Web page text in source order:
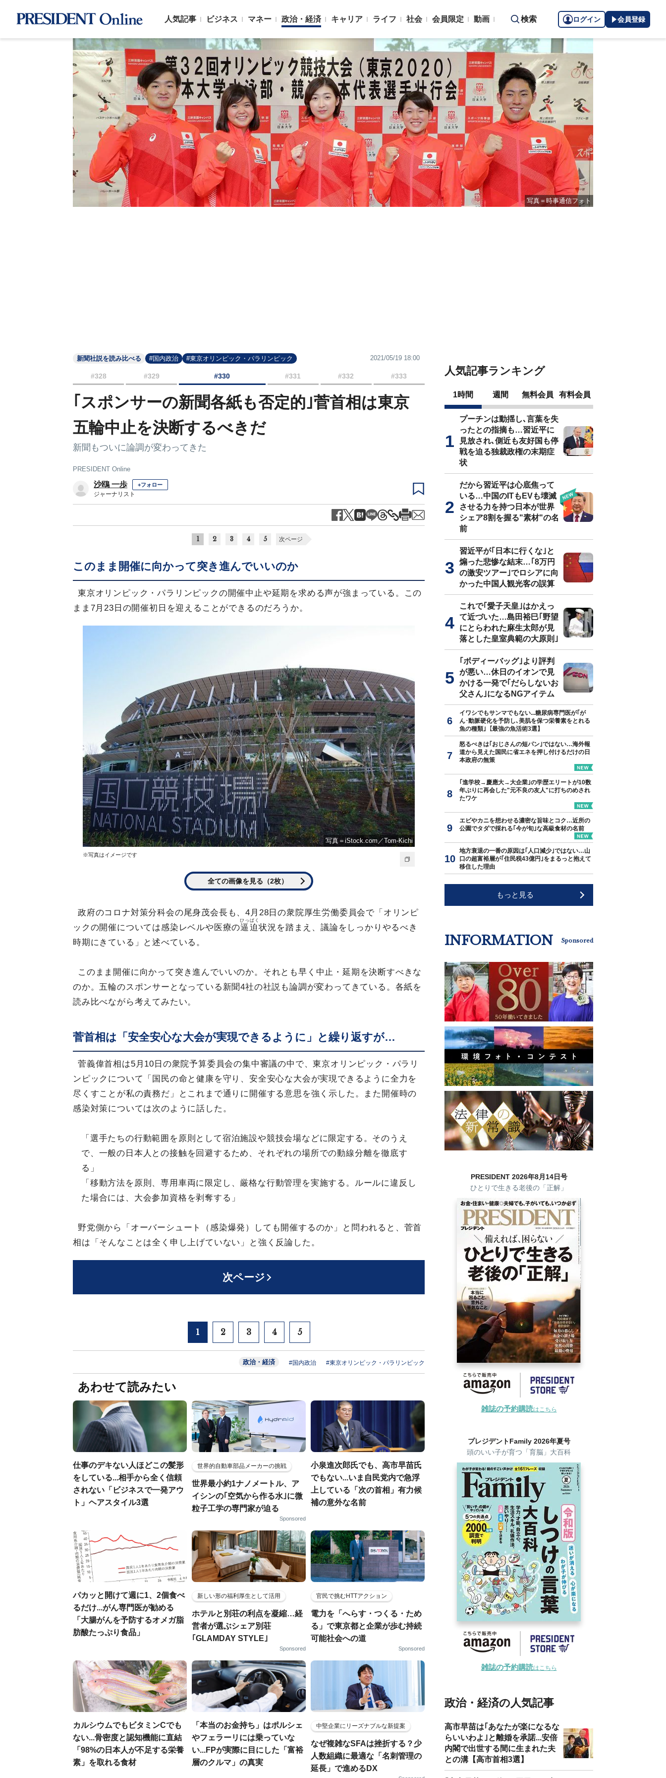
人気記事 ビジネス マネー 政治・経済 キャリア ライフ 社会 会員限定 動画 検索 ログイン 会員登録
写真＝時事通信フォト
新聞社説を読み比べる #国内政治 #東京オリンピック・パラリンピック 2021/05/19 18:00
#328 #329 #330 #331 #332 #333
｢スポンサーの新聞各紙も否定的｣菅首相は東京
五輪中止を決断するべきだ
新聞もついに論調が変わってきた
PRESIDENT Online
沙鴎 一歩 +フォロー
ジャーナリスト
1 2 3 4 5 次ページ
このまま開催に向かって突き進んでいいのか
東京オリンピック・パラリンピックの開催中止や延期を求める声が強まっている。この
まま7月23日の開催初日を迎えることができるのだろうか。
写真＝iStock.com／Tom-Kichi
※写真はイメージです
全ての画像を見る（2枚）
政府のコロナ対策分科会の尾身茂会長も、4月28日の衆院厚生労働委員会で「オリンピ
ックの開催については感染レベルや医療の逼迫
ひっぱく
状況を踏まえ、議論をしっかりやるべき
時期にきている」と述べている。
このまま開催に向かって突き進んでいいのか。それとも早く中止・延期を決断すべきな
のか。五輪のスポンサーとなっている新聞4社の社説も論調が変わってきている。各紙を
読み比べながら考えてみたい。
菅首相は「安全安心な大会が実現できるように」と繰り返すが…
菅義偉首相は5月10日の衆院予算委員会の集中審議の中で、東京オリンピック・パラリ
ンピックについて「国民の命と健康を守り、安全安心な大会が実現できるように全力を
尽くすことが私の責務だ」とこれまで通りに開催する意思を強く示した。また開催時の
感染対策については次のように話した。
「選手たちの行動範囲を原則として宿泊施設や競技会場などに限定する。そのうえ
で、一般の日本人との接触を回避するため、それぞれの場所での動線分離を徹底す
る」
「移動方法を原則、専用車両に限定し、厳格な行動管理を実施する。ルールに違反し
た場合には、大会参加資格を剥奪する」
野党側から「オーバーシュート（感染爆発）しても開催するのか」と問われると、菅首
相は「そんなことは全く申し上げていない」と強く反論した。
次ページ
1 2 3 4 5
政治・経済 #国内政治 #東京オリンピック・パラリンピック
あわせて読みたい
仕事のデキない人ほどこの髪形
をしている...相手から全く信頼
されない「ビジネスで一発アウ
ト」ヘアスタイル3選
世界的自動車部品メーカーの挑戦
世界最小約1ナノメートル、ア
イシンの｢空気から作る水｣に微
粒子工学の専門家が迫る
Sponsored
小泉進次郎氏でも、高市早苗氏
でもない...いま自民党内で急浮
上している「次の首相」有力候
補の意外な名前
パカッと開けて週に1、2個食べ
るだけ...がん専門医が勧める
「大腸がんを予防するオメガ脂
肪酸たっぷり食品」
新しい形の福利厚生として活用
ホテルと別荘の利点を凝縮…経
営者が選ぶシェア別荘
｢GLAMDAY STYLE｣
Sponsored
官民で挑むHTTアクション
電力を「へらす・つくる・ため
る」で東京都と企業が歩む持続
可能社会への道
Sponsored
カルシウムでもビタミンCでも
ない...骨密度と認知機能に直結
「98%の日本人が不足する栄養
素」を取れる食材
「本当のお金持ち」はポルシェ
やフェラーリには乗っていな
い...FPが実際に目にした「富裕
層のクルマ」の真実
中堅企業にリーズナブルな新提案
なぜ複雑なSFAは挫折する？少
人数組織に最適な「名刺管理の
延長」で進めるDX
人気記事ランキング
1時間 週間 無料会員 有料会員
プーチンは動揺し､言葉を失
ったとの指摘も…習近平に
見放され､側近も友好国も停
戦を迫る独裁政権の末期症
状
だから習近平は心底焦って
いる…中国のITもEVも壊滅
させる力を持つ日本が世界
シェア8割を握る"素材"の名
前
習近平が｢日本に行くな｣と
煽った悲惨な結末…｢8万円
の激安ツアー｣でロシアに向
かった中国人観光客の誤算
これで｢愛子天皇｣はかえっ
て近づいた…島田裕巳｢野望
にとらわれた麻生太郎が見
落とした皇室典範の大原則｣
｢ボディーバッグ｣より評判
が悪い…休日のイオンで見
かける一発で｢だらしないお
父さん｣になるNGアイテム
イワシでもサンマでもない...糖尿病専門医が｢が
ん･動脈硬化を予防し､美肌を保つ栄養素をとれる
魚の種類｣【最強の魚活術3選】
怒るべきは｢おじさんの短パン｣ではない…海外報
道から見えた国民に省エネを押し付けるだけの日
本政府の無策
｢進学校→慶應大→大企業｣の学歴エリートが10数
年ぶりに再会した"元不良の友人"に打ちのめされ
たワケ
エビやカニを想わせる濃密な旨味とコク…近所の
公園でタダで採れる｢今が旬｣な高級食材の名前
地方衰退の一番の原因は｢人口減少｣ではない…山
口の超富裕層が｢住民税43億円｣をまるっと抱えて
移住した理由
もっと見る
INFORMATION Sponsored
PRESIDENT 2026年8月14日号
ひとりで生きる老後の「正解」
雑誌の予約購読はこちら
プレジデントFamily 2026年夏号
頭のいい子が育つ「育脳」大百科
雑誌の予約購読はこちら
政治・経済の人気記事
高市早苗は｢あなたが楽になるな
らいいわよ｣と離婚を承諾...安倍
内閣で出世する間に生まれた夫
との溝【高市首相3選】